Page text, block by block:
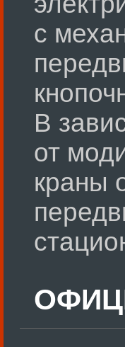
с
В
от
краны